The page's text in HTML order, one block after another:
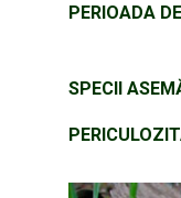
PERIOADA
SPECII